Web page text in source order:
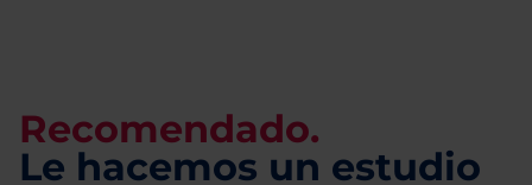
Recomendado.
Le hacemos un estudio